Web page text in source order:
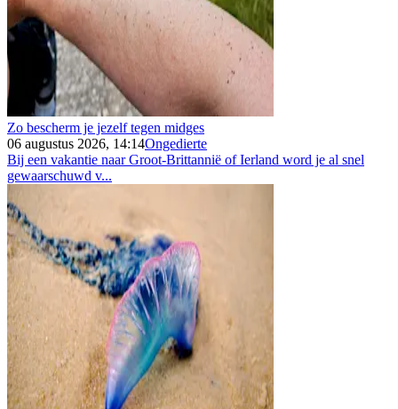
Zo bescherm je jezelf tegen midges
06 augustus 2026, 14:14Ongedierte
Bij een vakantie naar Groot-Brittannië of Ierland word je al snel
gewaarschuwd v...